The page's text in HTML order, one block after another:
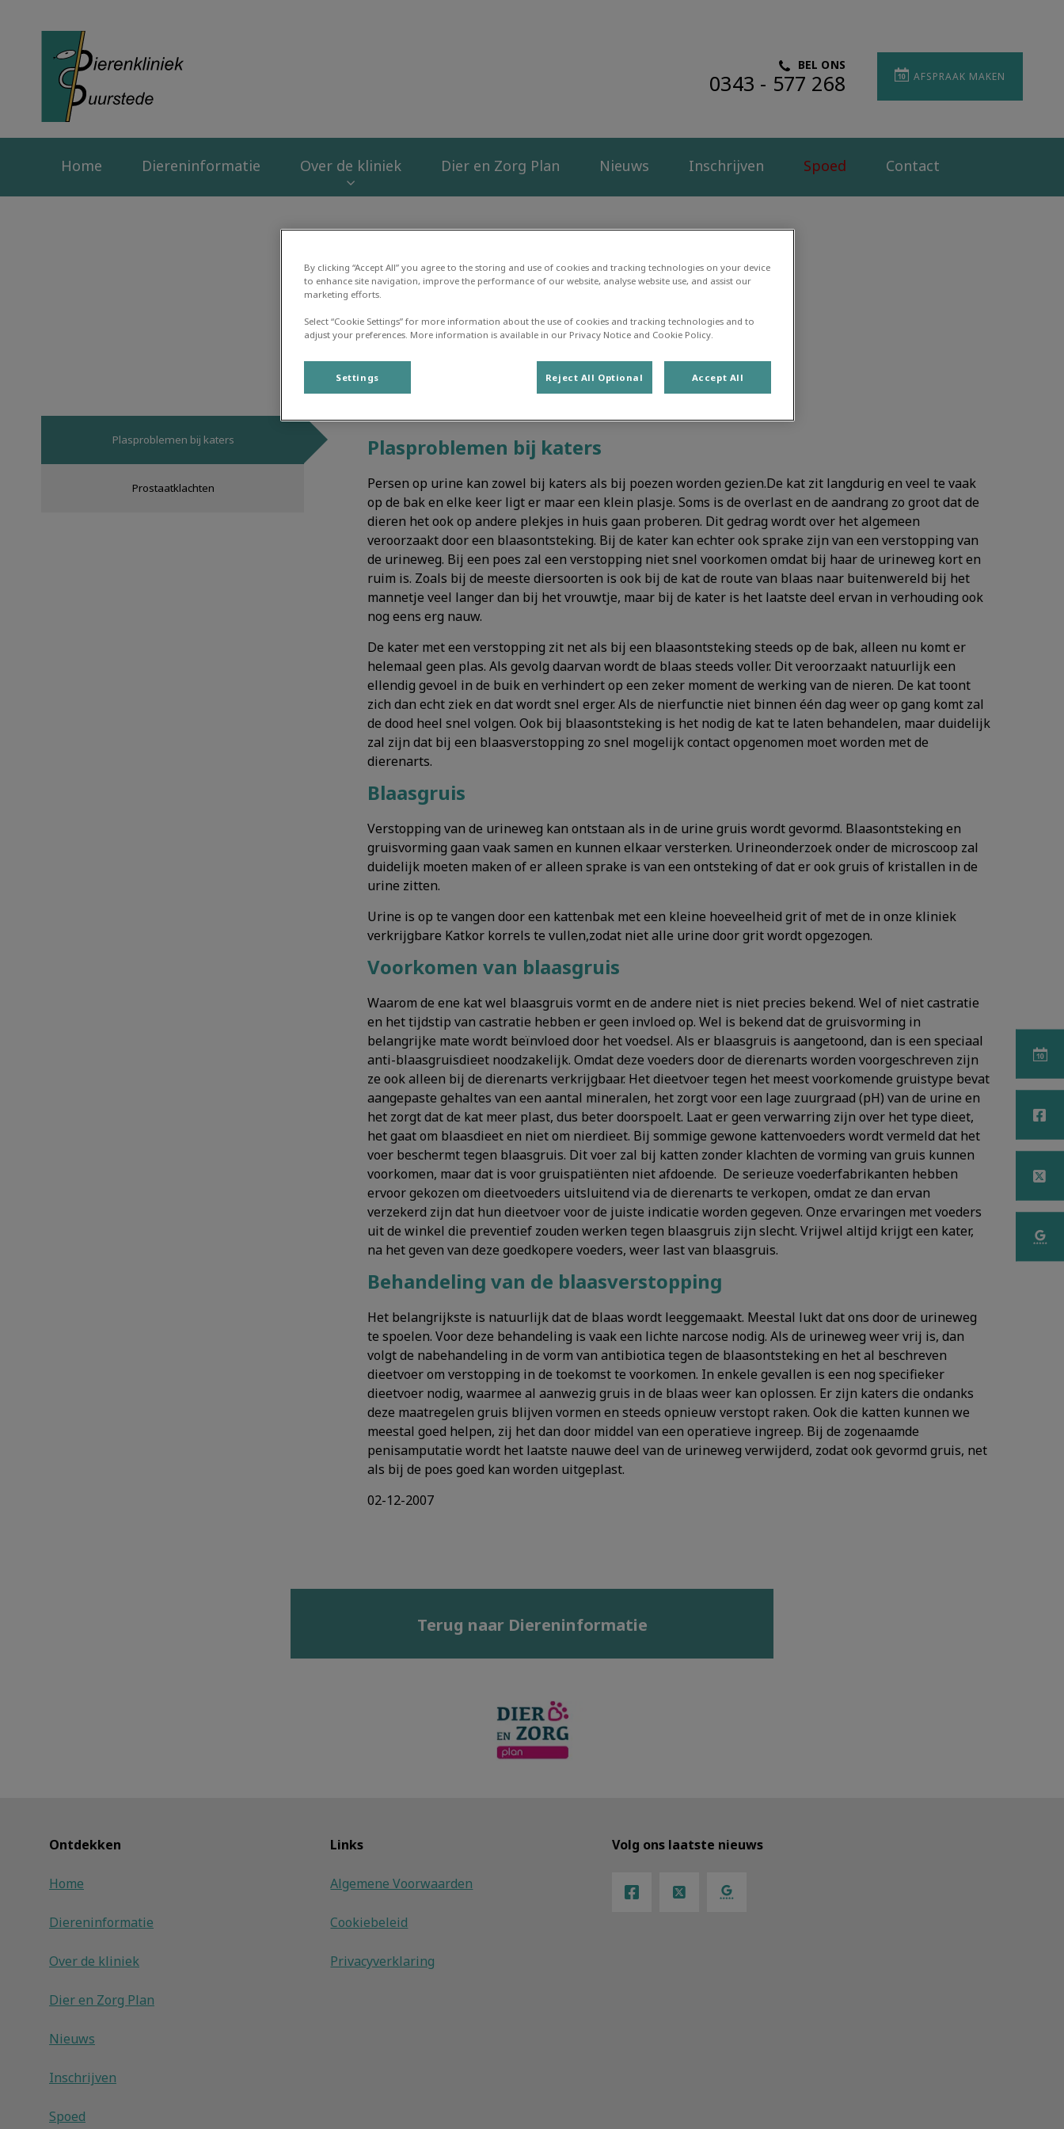
BEL ONS
0343 - 577 268 AFSPRAAK MAKEN
Home Diereninformatie Over de kliniek Dier en Zorg Plan Nieuws Inschrijven Spoed Contact
P
Plasproblemen bij katers
Prostaatklachten
Plasproblemen bij katers
Persen op urine kan zowel bij katers als bij poezen worden gezien.De kat zit langdurig en veel te vaak
op de bak en elke keer ligt er maar een klein plasje. Soms is de overlast en de aandrang zo groot dat de
dieren het ook op andere plekjes in huis gaan proberen. Dit gedrag wordt over het algemeen
veroorzaakt door een blaasontsteking. Bij de kater kan echter ook sprake zijn van een verstopping van
de urineweg. Bij een poes zal een verstopping niet snel voorkomen omdat bij haar de urineweg kort en
ruim is. Zoals bij de meeste diersoorten is ook bij de kat de route van blaas naar buitenwereld bij het
mannetje veel langer dan bij het vrouwtje, maar bij de kater is het laatste deel ervan in verhouding ook
nog eens erg nauw.
De kater met een verstopping zit net als bij een blaasontsteking steeds op de bak, alleen nu komt er
helemaal geen plas. Als gevolg daarvan wordt de blaas steeds voller. Dit veroorzaakt natuurlijk een
ellendig gevoel in de buik en verhindert op een zeker moment de werking van de nieren. De kat toont
zich dan echt ziek en dat wordt snel erger. Als de nierfunctie niet binnen één dag weer op gang komt zal
de dood heel snel volgen. Ook bij blaasontsteking is het nodig de kat te laten behandelen, maar duidelijk
zal zijn dat bij een blaasverstopping zo snel mogelijk contact opgenomen moet worden met de
dierenarts.
Blaasgruis
Verstopping van de urineweg kan ontstaan als in de urine gruis wordt gevormd. Blaasontsteking en
gruisvorming gaan vaak samen en kunnen elkaar versterken. Urineonderzoek onder de microscoop zal
duidelijk moeten maken of er alleen sprake is van een ontsteking of dat er ook gruis of kristallen in de
urine zitten.
Urine is op te vangen door een kattenbak met een kleine hoeveelheid grit of met de in onze kliniek
verkrijgbare Katkor korrels te vullen,zodat niet alle urine door grit wordt opgezogen.
Voorkomen van blaasgruis
Waarom de ene kat wel blaasgruis vormt en de andere niet is niet precies bekend. Wel of niet castratie
en het tijdstip van castratie hebben er geen invloed op. Wel is bekend dat de gruisvorming in
belangrijke mate wordt beïnvloed door het voedsel. Als er blaasgruis is aangetoond, dan is een speciaal
anti-blaasgruisdieet noodzakelijk. Omdat deze voeders door de dierenarts worden voorgeschreven zijn
ze ook alleen bij de dierenarts verkrijgbaar. Het dieetvoer tegen het meest voorkomende gruistype bevat
aangepaste gehaltes van een aantal mineralen, het zorgt voor een lage zuurgraad (pH) van de urine en
het zorgt dat de kat meer plast, dus beter doorspoelt. Laat er geen verwarring zijn over het type dieet,
het gaat om blaasdieet en niet om nierdieet. Bij sommige gewone kattenvoeders wordt vermeld dat het
voer beschermt tegen blaasgruis. Dit voer zal bij katten zonder klachten de vorming van gruis kunnen
voorkomen, maar dat is voor gruispatiënten niet afdoende. De serieuze voederfabrikanten hebben
ervoor gekozen om dieetvoeders uitsluitend via de dierenarts te verkopen, omdat ze dan ervan
verzekerd zijn dat hun dieetvoer voor de juiste indicatie worden gegeven. Onze ervaringen met voeders
uit de winkel die preventief zouden werken tegen blaasgruis zijn slecht. Vrijwel altijd krijgt een kater,
na het geven van deze goedkopere voeders, weer last van blaasgruis.
Behandeling van de blaasverstopping
Het belangrijkste is natuurlijk dat de blaas wordt leeggemaakt. Meestal lukt dat ons door de urineweg
te spoelen. Voor deze behandeling is vaak een lichte narcose nodig. Als de urineweg weer vrij is, dan
volgt de nabehandeling in de vorm van antibiotica tegen de blaasontsteking en het al beschreven
dieetvoer om verstopping in de toekomst te voorkomen. In enkele gevallen is een nog specifieker
dieetvoer nodig, waarmee al aanwezig gruis in de blaas weer kan oplossen. Er zijn katers die ondanks
deze maatregelen gruis blijven vormen en steeds opnieuw verstopt raken. Ook die katten kunnen we
meestal goed helpen, zij het dan door middel van een operatieve ingreep. Bij de zogenaamde
penisamputatie wordt het laatste nauwe deel van de urineweg verwijderd, zodat ook gevormd gruis, net
als bij de poes goed kan worden uitgeplast.
02-12-2007
Terug naar Diereninformatie
Ontdekken
Home
Diereninformatie
Over de kliniek
Dier en Zorg Plan
Nieuws
Inschrijven
Spoed
Links
Algemene Voorwaarden
Cookiebeleid
Privacyverklaring
Volg ons laatste nieuws
By clicking “Accept All” you agree to the storing and use of cookies and tracking technologies on your device
to enhance site navigation, improve the performance of our website, analyse website use, and assist our
marketing efforts.
Select “Cookie Settings” for more information about the use of cookies and tracking technologies and to
adjust your preferences. More information is available in our Privacy Notice and Cookie Policy.
Settings Reject All Optional Accept All